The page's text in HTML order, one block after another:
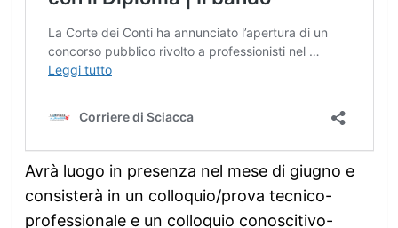
Avrà luogo in presenza nel mese di giugno e
consisterà in un colloquio/prova tecnico-
professionale e un colloquio conoscitivo-